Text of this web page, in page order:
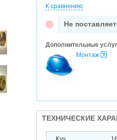
К сравнению
Не
Дополнительные
Монтаж
ТЕХНИЧЕСКИЕ